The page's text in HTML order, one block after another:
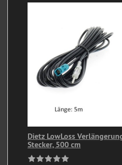
Dietz LowLoss
Stecker, 500 cm